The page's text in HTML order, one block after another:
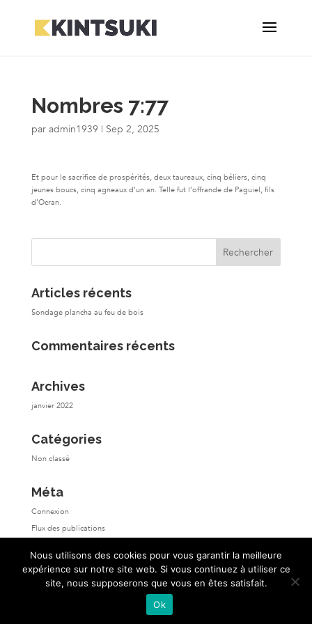
Nombres 7:77
par admin1939 | Sep 2, 2025
Et pour le sacrifice de prospérités, deux taureaux, cinq béliers, cinq
jeunes boucs, cinq agneaux d’un an. Telle fut l’offrande de Paguiel, fils
d’Ocran.
Articles récents
Sondage plancha au feu de bois
Commentaires récents
Archives
janvier 2022
Catégories
Non classé
Méta
Connexion
Flux des publications
Site de WordPress-FR
Nous utilisons des cookies pour vous garantir la meilleure
expérience sur notre site web. Si vous continuez à utiliser ce
site, nous supposerons que vous en êtes satisfait.
Ok